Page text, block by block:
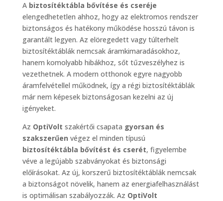
A biztosítéktábla bővítése és cseréje
elengedhetetlen ahhoz, hogy az elektromos rendszer
biztonságos és hatékony működése hosszú távon is
garantált legyen. Az elöregedett vagy túlterhelt
biztosítéktáblák nemcsak áramkimaradásokhoz,
hanem komolyabb hibákhoz, sőt tűzveszélyhez is
vezethetnek. A modern otthonok egyre nagyobb
áramfelvétellel működnek, így a régi biztosítéktáblák
már nem képesek biztonságosan kezelni az új
igényeket.
Az OptiVolt szakértői csapata gyorsan és
szakszerűen végez el minden típusú
biztosítéktábla bővítést és cserét, figyelembe
véve a legújabb szabványokat és biztonsági
előírásokat. Az új, korszerű biztosítéktáblák nemcsak
a biztonságot növelik, hanem az energiafelhasználást
is optimálisan szabályozzák. Az OptiVolt